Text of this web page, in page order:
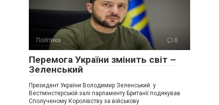
Політика 0
Перемога України змінить світ –
Зеленський
Президент України Володимир Зеленський у
Вестмінстерській залі парламенту Британії подякував
Сполученому Королівству за військову